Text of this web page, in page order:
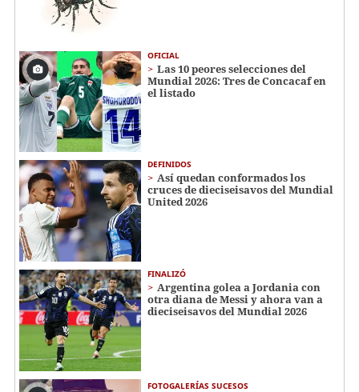
OFICIAL
Las 10 peores selecciones del
Mundial 2026: Tres de Concacaf en
el listado
DEFINIDOS
Así quedan conformados los
cruces de dieciseisavos del Mundial
United 2026
FINALIZÓ
Argentina golea a Jordania con
otra diana de Messi y ahora van a
dieciseisavos del Mundial 2026
FOTOGALERÍAS SUCESOS